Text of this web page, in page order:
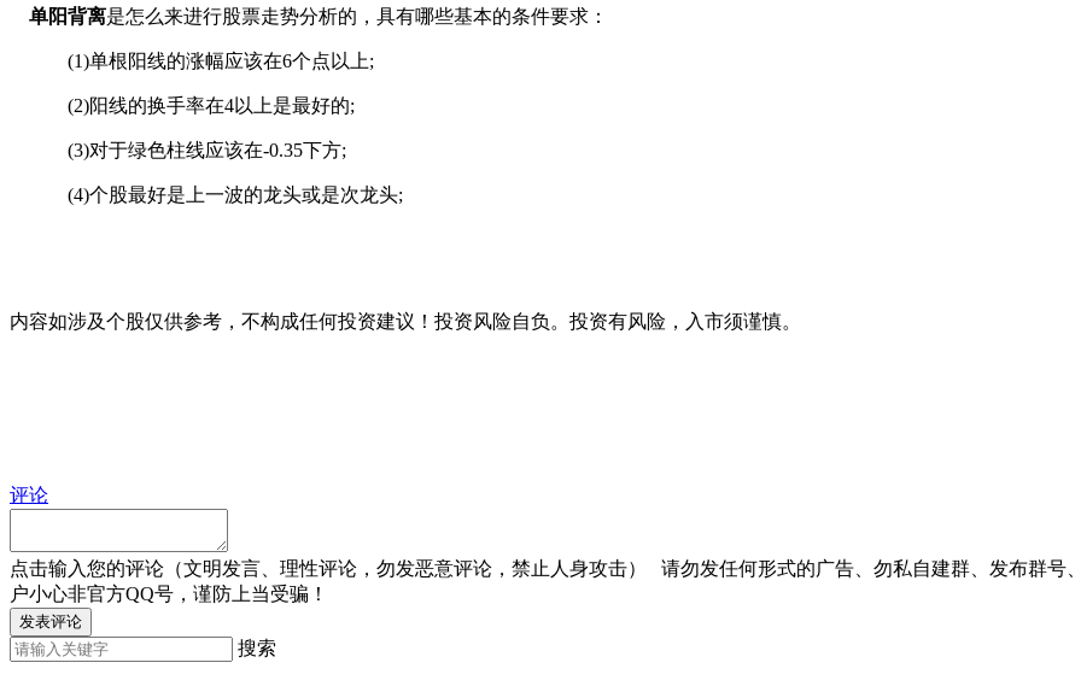
单阳背离是怎么来进行股票走势分析的，具有哪些基本的条件要求：
(1)单根阳线的涨幅应该在6个点以上;
(2)阳线的换手率在4以上是最好的;
(3)对于绿色柱线应该在-0.35下方;
(4)个股最好是上一波的龙头或是次龙头;
内容如涉及个股仅供参考，不构成任何投资建议！投资风险自负。投资有风险，入市须谨慎。
评论
点击输入您的评论（文明发言、理性评论，勿发恶意评论，禁止人身攻击） 请勿发任何形式的广告、勿私自建群、发布群号
户小心非官方QQ号，谨防上当受骗！
发表评论
搜索